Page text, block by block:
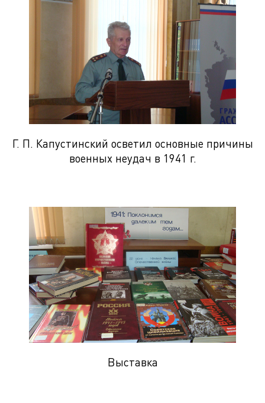
Г. П. Капустинский осветил основные причины
военных неудач в 1941 г.
Выставка